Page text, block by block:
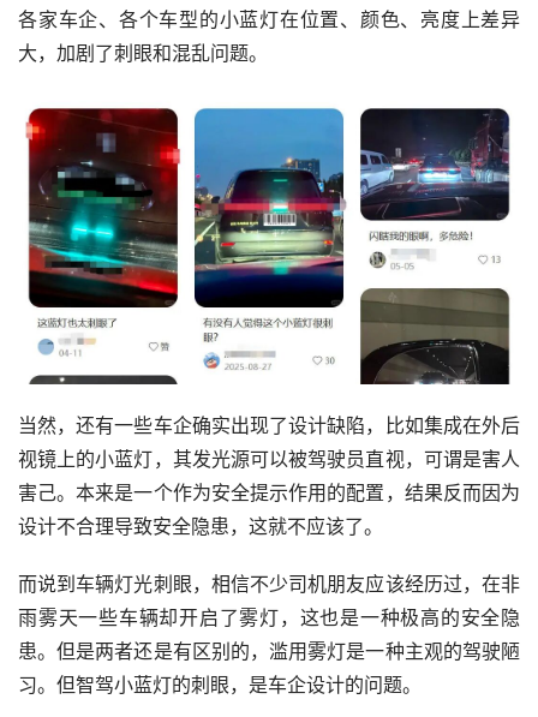
各家车企、各个车型的小蓝灯在位置、颜色、亮度上差异
大，加剧了刺眼和混乱问题。
当然，还有一些车企确实出现了设计缺陷，比如集成在外后
视镜上的小蓝灯，其发光源可以被驾驶员直视，可谓是害人
害己。本来是一个作为安全提示作用的配置，结果反而因为
设计不合理导致安全隐患，这就不应该了。
而说到车辆灯光刺眼，相信不少司机朋友应该经历过，在非
雨雾天一些车辆却开启了雾灯，这也是一种极高的安全隐
患。但是两者还是有区别的，滥用雾灯是一种主观的驾驶陋
习。但智驾小蓝灯的刺眼，是车企设计的问题。